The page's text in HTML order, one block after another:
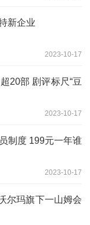
新企业
2023-10-17
20部 剧评标尺“豆
2023-10-17
制度 199元一年谁
2023-10-17
尔玛旗下一山姆会